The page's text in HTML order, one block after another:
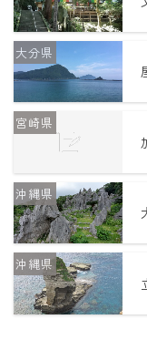
年齢・干支
学年
子供のお祝い
厄年
長寿のお祝い
季節の工作
紋切り遊び
折り紙・切り紙
大分県
宮崎県
沖縄県
沖縄県